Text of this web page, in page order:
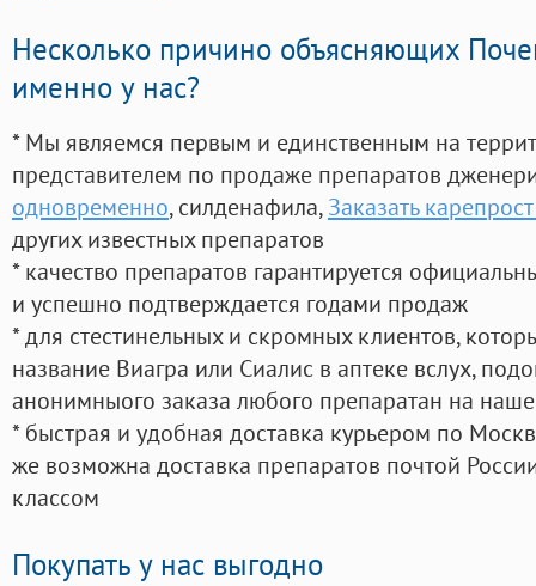
Несколько причино объясняющих
именно у нас?
* Мы являемся первым и единственным на
представителем по продаже препаратов
одновременно, силденафила, Заказать
других известных препаратов
* качество препаратов гарантируется
и успешно подтверждается годами продаж
* для стестинельных и скромных клиентов,
название Виагра или Сиалис в аптеке вслух,
анонимныого заказа любого препаратан на
* быстрая и удобная доставка курьером по
же возможна доставка препаратов почтой
классом
Покупать у нас выгодно